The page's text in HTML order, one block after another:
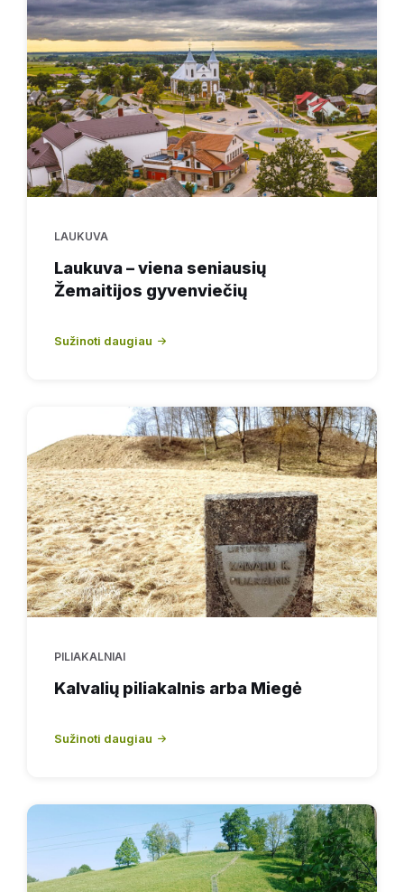
LAUKUVA
Laukuva – viena seniausių
Žemaitijos gyvenviečių
Sužinoti daugiau
PILIAKALNIAI
Kalvalių piliakalnis arba Miegė
Sužinoti daugiau